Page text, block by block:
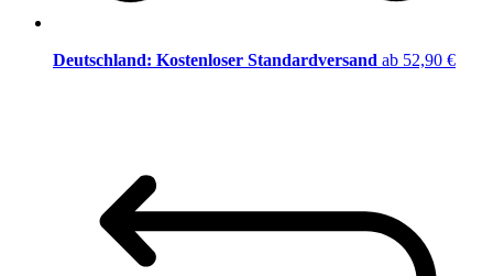
Deutschland: Kostenloser Standardversand ab 52,90 €